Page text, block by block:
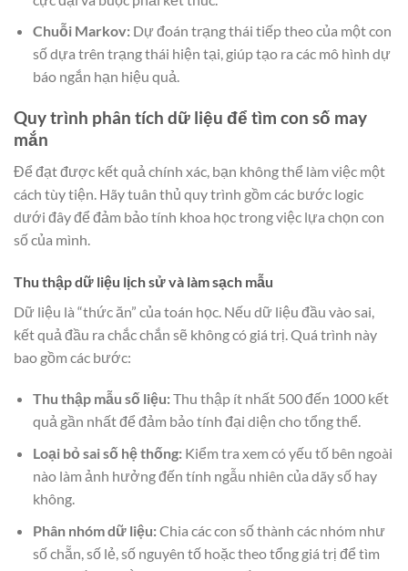
Chuỗi Markov:Dự đoán trạng thái tiếp theo của một con
số dựa trên trạng thái hiện tại, giúp tạo ra các mô hình dự
báo ngắn hạn hiệu quả.
Quy trình phân tích dữ liệu để tìm con số may
mắn
Để đạt được kết quả chính xác, bạn không thể làm việc một
cách tùy tiện. Hãy tuân thủ quy trình gồm các bước logic
dưới đây để đảm bảo tính khoa học trong việc lựa chọn con
số của mình.
Thu thập dữ liệu lịch sử và làm sạch mẫu
Dữ liệu là “thức ăn” của toán học. Nếu dữ liệu đầu vào sai,
kết quả đầu ra chắc chắn sẽ không có giá trị. Quá trình này
bao gồm các bước:
Thu thập mẫu số liệu:Thu thập ít nhất 500 đến 1000 kết
quả gần nhất để đảm bảo tính đại diện cho tổng thể.
Loại bỏ sai số hệ thống:Kiểm tra xem có yếu tố bên ngoài
nào làm ảnh hưởng đến tính ngẫu nhiên của dãy số hay
không.
Phân nhóm dữ liệu:Chia các con số thành các nhóm như
số chẵn, số lẻ, số nguyên tố hoặc theo tổng giá trị để tìm